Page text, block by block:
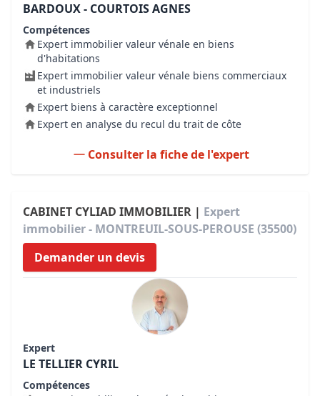
BARDOUX - COURTOIS AGNES
Compétences
Expert immobilier valeur vénale en biens
d'habitations
Expert immobilier valeur vénale biens commerciaux
et industriels
Expert biens à caractère exceptionnel
Expert en analyse du recul du trait de côte
Consulter la fiche de l'expert
CABINET CYLIAD IMMOBILIER | Expert
immobilier - MONTREUIL-SOUS-PEROUSE (35500)
Demander un devis
Expert
LE TELLIER CYRIL
Compétences